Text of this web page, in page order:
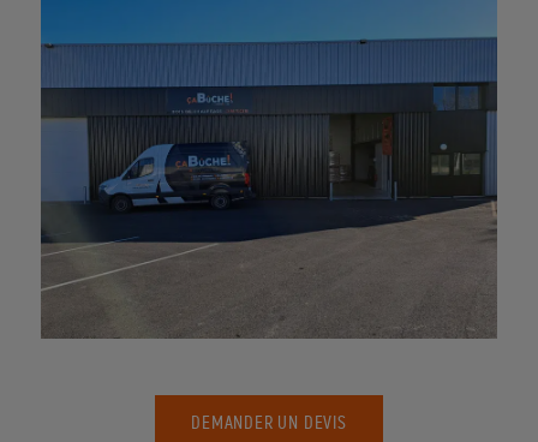
DEMANDER UN DEVIS